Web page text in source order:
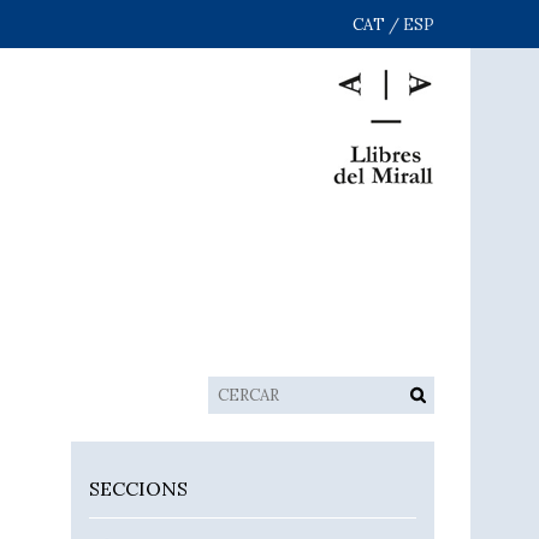
CAT / ESP
SECCIONS